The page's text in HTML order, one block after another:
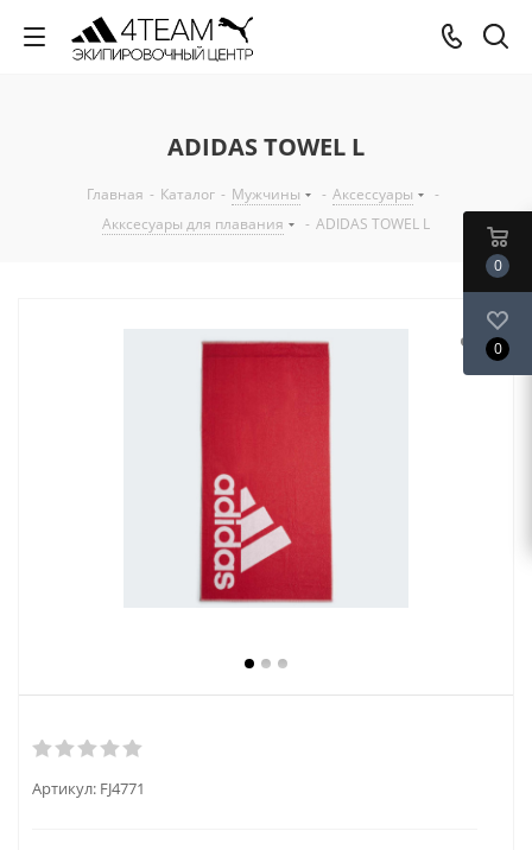
ADIDAS TOWEL L
Главная - Каталог - Мужчины - Аксессуары
-
Акксесуары для плавания
- ADIDAS TOWEL L
Артикул: FJ4771
0
0